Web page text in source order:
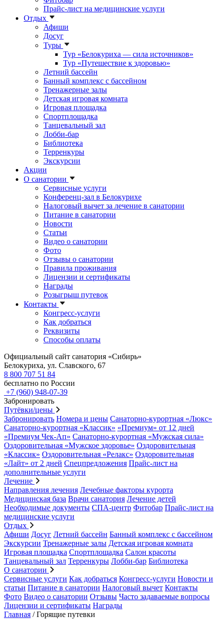
Прайс-лист на медицинские услуги
Отдых
Афиши
Досуг
Туры
Тур «Белокуриха — сила источников»
Тур «Путешествие к здоровью»
Летний бассейн
Банный комплекс с бассейном
Тренажерные залы
Детская игровая комната
Игровая площадка
Спортплощадка
Танцевальный зал
Лобби-бар
Библиотека
Терренкуры
Экскурсии
Акции
О санатории
Сервисные услуги
Конференц-зал в Белокурихе
Налоговый вычет за лечение в санатории
Питание в санатории
Новости
Статьи
Видео о санатории
Фото
Отзывы о санатории
Правила проживания
Лицензии и сертификаты
Награды
Розыгрыш путевок
Контакты
Конгресс-услуги
Как добраться
Реквизиты
Способы оплаты
Официальный сайт санатория «Сибирь»
Белокуриха, ул. Славского, 67
8 800 707 51 84
бесплатно по России
+7 (960) 948-07-39
Забронировать
Путёвки/цены
Забронировать Номера и цены Санаторно-курортная «Люкс»
Санаторно-курортная «Классик» «Премиум» от 12 дней
«Премиум Чек-Ап» Санаторно-курортная «Мужская сила»
Оздоровительная «Мужское здоровье» Оздоровительная
«Классик» Оздоровительная «Релакс» Оздоровительная
«Лайт» от 2 дней Спецпредложения Прайс-лист на
дополнительные услуги
Лечение
Направления лечения Лечебные факторы курорта
Медицинская база Врачи санатория Лечение детей
Необходимые документы СПА-центр Фитобар Прайс-лист на
медицинские услуги
Отдых
Афиши Досуг Летний бассейн Банный комплекс с бассейном
Экскурсии Тренажерные залы Детская игровая комната
Игровая площадка Спортплощадка Салон красоты
Танцевальный зал Терренкуры Лобби-бар Библиотека
О санатории
Сервисные услуги Как добраться Конгресс-услуги Новости и
статьи Питание в санатории Налоговый вычет Контакты
Фото Видео о санатории Отзывы Часто задаваемые вопросы
Лицензии и сертификаты Награды
Главная /Горящие путевки